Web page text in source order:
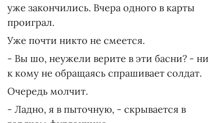
уже закончились. Вчера одного в карты
проиграл.
Уже почти никто не смеется.
- Вы шо, неужели верите в эти басни? - ни
к кому не обращаясь спрашивает солдат.
Очередь молчит.
- Ладно, я в пыточную, - скрывается в